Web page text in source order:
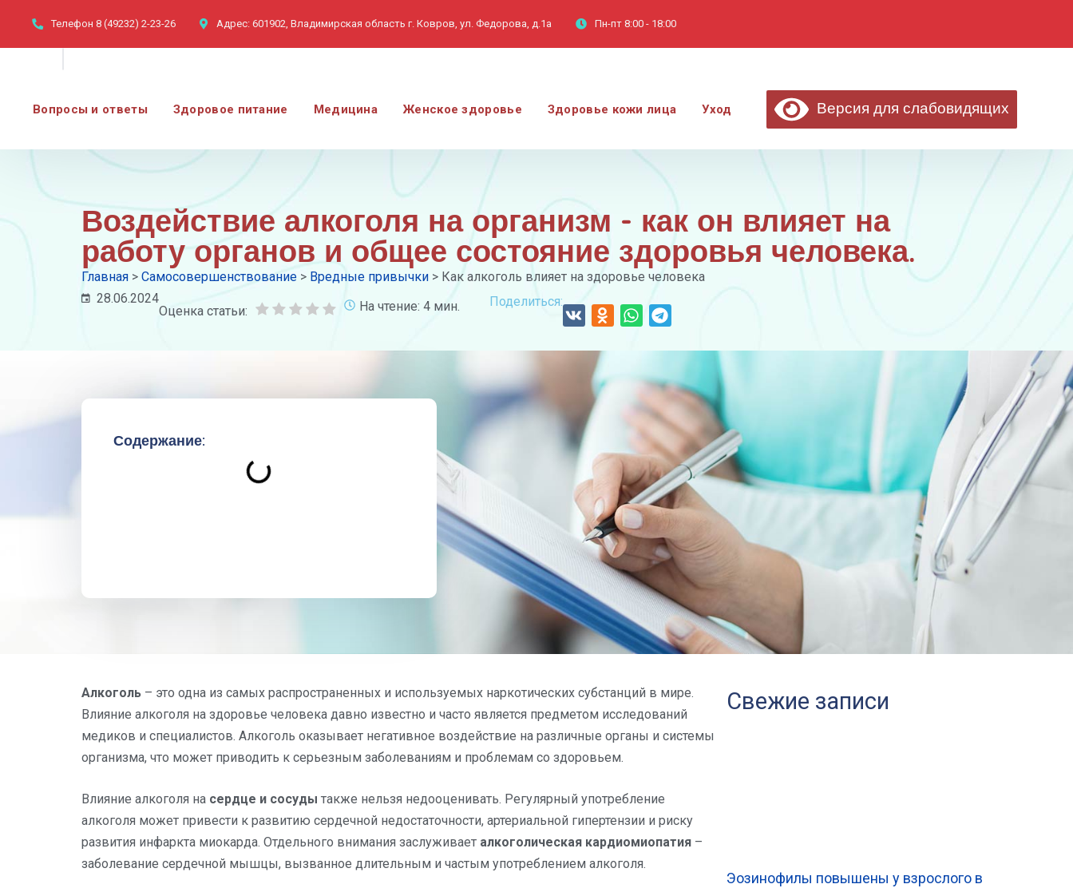
Телефон 8 (49232) 2-23-26 Адрес: 601902, Владимирская область г. Ковров, ул. Федорова, д.1а Пн-пт 8:00 - 18:00
Вопросы и ответы Здоровое питание Медицина Женское здоровье Здоровье кожи лица Уход Версия для слабовидящих
Воздействие алкоголя на организм - как он влияет на
работу органов и общее состояние здоровья человека.
Главная > Самосовершенствование > Вредные привычки > Как алкоголь влияет на здоровье человека
28.06.2024
Оценка статьи:
На чтение: 4 мин. Поделиться:
Содержание:
Алкоголь – это одна из самых распространенных и используемых наркотических субстанций в мире.
Влияние алкоголя на здоровье человека давно известно и часто является предметом исследований
медиков и специалистов. Алкоголь оказывает негативное воздействие на различные органы и системы
организма, что может приводить к серьезным заболеваниям и проблемам со здоровьем.
Влияние алкоголя на сердце и сосуды также нельзя недооценивать. Регулярный употребление
алкоголя может привести к развитию сердечной недостаточности, артериальной гипертензии и риску
развития инфаркта миокарда. Отдельного внимания заслуживает алкоголическая кардиомиопатия –
заболевание сердечной мышцы, вызванное длительным и частым употреблением алкоголя.
Свежие записи
Эозинофилы повышены у взрослого в